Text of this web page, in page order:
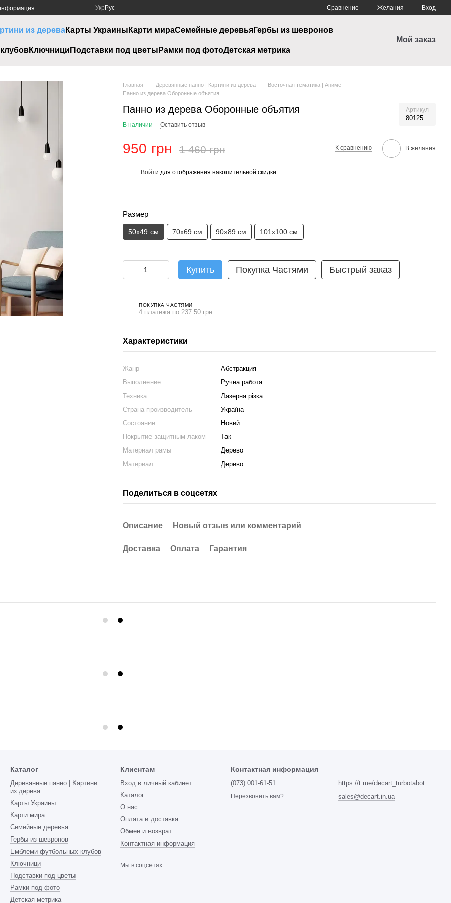
Укр Рус Сравнение Желания Вход
из дереваКарты Украины Карти мираСемейные деревьяГербы из шевронов
Ключници Подставки под цветы Рамки под фотоДетская метрика
Мой заказ
Главная Деревянные панно | Картини из дерева
Восточная тематика | Аниме
Панно из дерева Оборонные объятия
Панно из дерева Оборонные объятия Артикул
80125
В наличии Оставить отзыв
950 грн 1 460 грн К сравнению В желания
Войти для отображения накопительной скидки
Размер
50х49 см 70х69 см 90х89 см 101х100 см
Купить Покупка Частями Быстрый заказ
ПОКУПКА ЧАСТЯМИ
4 платежа по 237.50 грн
Характеристики
Жанр
Абстракция
Выполнение
Ручна работа
Техника
Лазерна різка
Страна производитель
Україна
Состояние
Новий
Покрытие защитным лаком
Так
Материал рамы
Дерево
Материал
Дерево
Поделиться в соцсетях
Описание Новый отзыв или комментарий
Доставка Оплата Гарантия
Каталог
Деревянные панно | Картини
из дерева
Карты Украины
Карти мира
Семейные деревья
Гербы из шевронов
Емблеми футбольных клубов
Ключници
Подставки под цветы
Рамки под фото
Детская метрика
Клиентам
Вход в личный кабинет
Каталог
О нас
Оплата и доставка
Обмен и возврат
Контактная информация
Мы в соцсетях
Контактная информация
(073) 001-61-51
Перезвонить вам?
https://t.me/decart_turbotabot
sales@decart.in.ua